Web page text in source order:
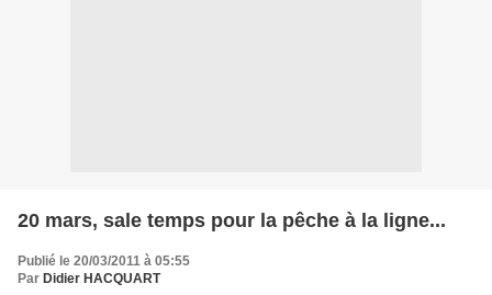
20 mars, sale temps pour la pêche à la ligne...
Publié le 20/03/2011 à 05:55
Par Didier HACQUART